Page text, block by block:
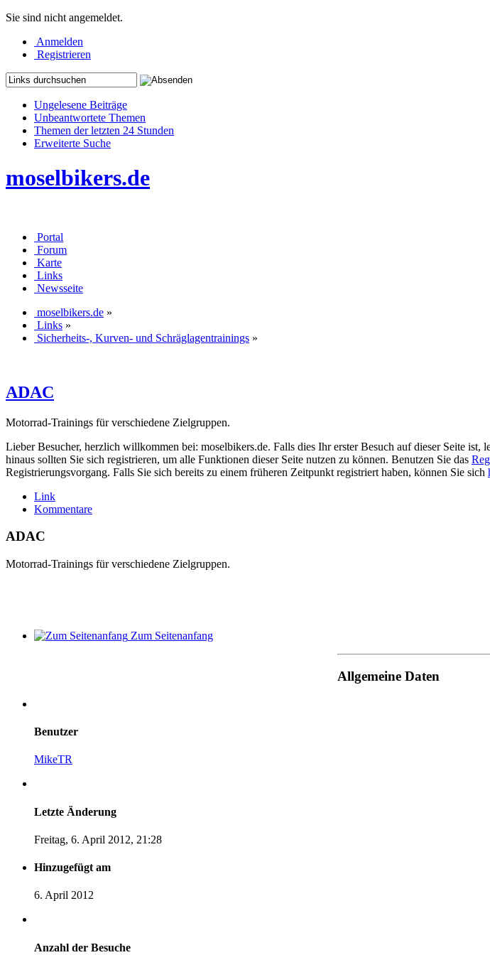
Sie sind nicht angemeldet.
Anmelden
Registrieren
Ungelesene Beiträge
Unbeantwortete Themen
Themen der letzten 24 Stunden
Erweiterte Suche
moselbikers.de
Portal
Forum
Karte
Links
Newsseite
moselbikers.de »
Links »
Sicherheits-, Kurven- und Schräglagentrainings »
ADAC
Motorrad-Trainings für verschiedene Zielgruppen.
Lieber Besucher, herzlich willkommen bei: moselbikers.de. Falls dies Ihr erster Besuch auf dieser Seite ist,
hinaus sollten Sie sich registrieren, um alle Funktionen dieser Seite nutzen zu können. Benutzen Sie das
Registrierungsvorgang. Falls Sie sich bereits zu einem früheren Zeitpunkt registriert haben, können Sie sich
Link
Kommentare
ADAC
Motorrad-Trainings für verschiedene Zielgruppen.
Zum Seitenanfang
Allgemeine Daten
Benutzer
MikeTR
Letzte Änderung
Freitag, 6. April 2012, 21:28
Hinzugefügt am
6. April 2012
Anzahl der Besuche